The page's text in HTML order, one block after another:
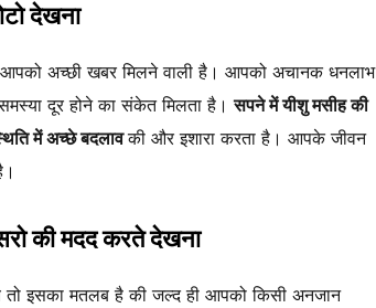
देखना
अच्छी खबर मिलने वाली है। आपको अचानक धनलाभ
दूर होने का संकेत मिलता है।सपने में यीशु मसीह की
में अच्छे बदलावकी और इशारा करता है। आपके जीवन
की मदद करते देखना
इसका मतलब है की जल्द ही आपको किसी अनजान